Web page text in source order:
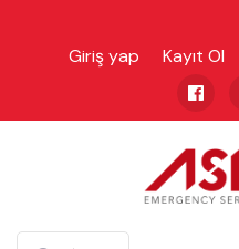
Giriş yap Kayıt Ol